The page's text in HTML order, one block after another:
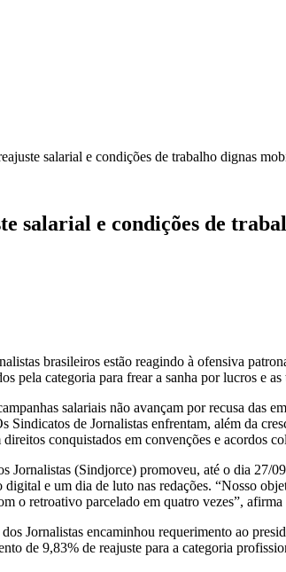
salarial e condições de trabalho dignas
salarial e condições de
brasileiros estão reagindo à ofensiva
pela categoria para frear a sanha por lucros e
salariais não avançam por recusa das
Sindicatos de Jornalistas enfrentam, além da
conquistados em convenções e acordos
Jornalistas (Sindjorce) promoveu, até o dia 27/
e um dia de luto nas redações. “Nosso
o retroativo parcelado em quatro vezes”,
Jornalistas encaminhou requerimento ao
de 9,83% de reajuste para a categoria